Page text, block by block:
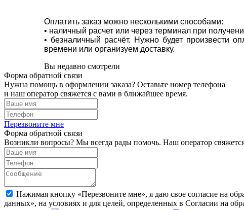
Оплатить заказ можно несколькими способами:
• наличный расчет или через терминал при
• безналичный расчёт. Нужно будет произвести
времени или организуем доставку.
Вы недавно смотрели
Форма обратной связи
Нужна помощь в оформлении заказа? Оставьте номер телефона
и наш оператор свяжется с вами в ближайшее время.
Перезвоните мне
Форма обратной связи
Возникли вопросы? Мы всегда рады помочь. Наш оператор
Нажимая кнопку «Перезвоните мне», я даю свое согласие на
данных», на условиях и для целей, определенных в Согласии на